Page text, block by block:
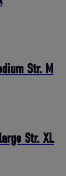
Str. M
Str. XL